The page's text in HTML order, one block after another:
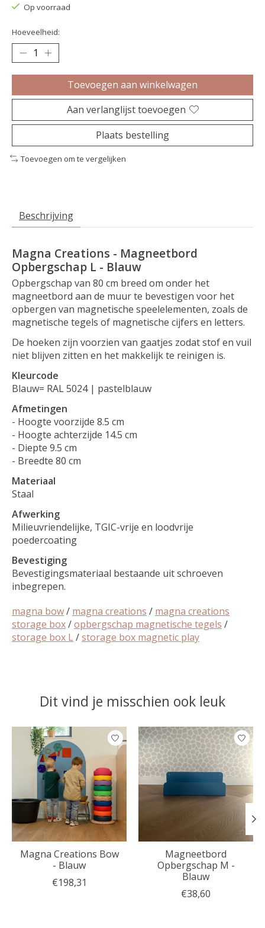
Op voorraad
Hoeveelheid:
Toevoegen aan winkelwagen
Aan verlanglijst toevoegen
Plaats bestelling
Toevoegen om te vergelijken
Beschrijving
Magna Creations - Magneetbord
Opbergschap L - Blauw
Opbergschap van 80 cm breed om onder het
magneetbord aan de muur te bevestigen voor het
opbergen van magnetische speelelementen, zoals de
magnetische tegels of magnetische cijfers en letters.
De hoeken zijn voorzien van gaatjes zodat stof en vuil
niet blijven zitten en het makkelijk te reinigen is.
Kleurcode
Blauw= RAL 5024 | pastelblauw
Afmetingen
- Hoogte voorzijde 8.5 cm
- Hoogte achterzijde 14.5 cm
- Diepte 9.5 cm
- Breedte 80 cm
Materiaal
Staal
Afwerking
Milieuvriendelijke, TGIC-vrije en loodvrije
poedercoating
Bevestiging
Bevestigingsmateriaal bestaande uit schroeven
inbegrepen.
magna bow/ magna creations / magna creations
storage box/opbergschap magnetische tegels /
storage box L /storage box magnetic play
Dit vind je misschien ook leuk
Items van productcarrousel
Magna Creations Bow
- Blauw
€198,31
Magneetbord
Opbergschap M -
Blauw
€38,60